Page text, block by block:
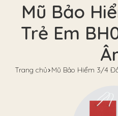
Mũ Bảo
Trẻ Em
Trang chủ Mũ Bảo Hiểm 3/4